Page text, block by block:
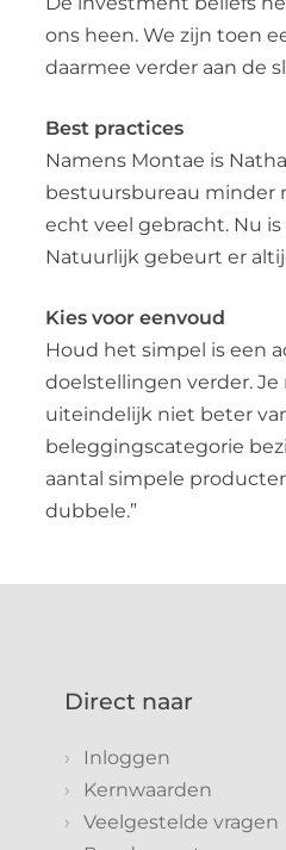
ons heen. We zijn toen
daarmee verder aan de
Best practices
Namens Montae is
bestuursbureau minder
echt veel gebracht. Nu
Natuurlijk gebeurt er
Kies voor eenvoud
Houd het simpel is een
doelstellingen verder.
uiteindelijk niet beter
beleggingscategorie
aantal simpele
dubbele.”
Direct naar
Inloggen
Kernwaarden
Veelgestelde vragen